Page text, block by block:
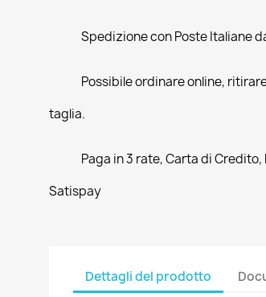
Spedizione con Poste Italiane
Possibile ordinare online,
taglia.
Paga in 3 rate, Carta di
Satispay
Dettagli del prodotto